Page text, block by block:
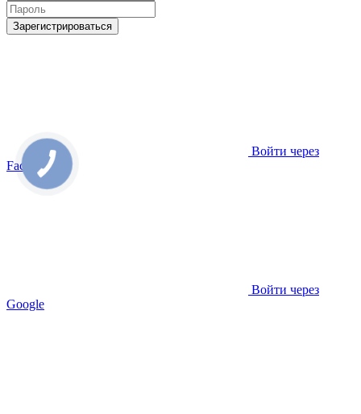
Зарегистрироваться
Войти через
Facebook
Войти через
Google